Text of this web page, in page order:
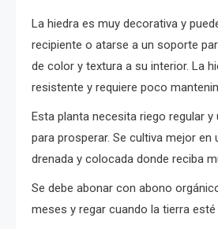
La hiedra es muy decorativa y
recipiente o atarse a un soporte
de color y textura a su interior. La
resistente y requiere poco
Esta planta necesita riego regular y
para prosperar. Se cultiva mejor en
drenada y colocada donde reciba
Se debe abonar con abono
meses y regar cuando la tierra esté